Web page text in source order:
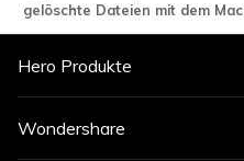
gelöschte Dateien mit dem
Hero Produkte
Wondershare